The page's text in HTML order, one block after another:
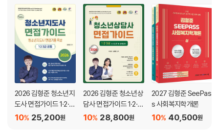
CHAPTER 01. 영역별 질문
CHAPTER 02. 공무원 면접 빈출 문제
CHAPTER 03. 면접 옷차림 코디
CHAPTER 04. 효과적인 면접 스터디
PART 05. 사회복지 이슈 / 전공 지식...김형준
CHAPTER 01. 사회복지 이슈
CHAPTER 02. 사회복지 전공 지식
2026 김형준 청소년지
도사 면접가이드 1·2·3
급
25,200원
10%
2026 김형준 청소년상
담사 면접가이드 1·2·3
급 사례질문 및 모범답
28,800원
10%
2027 김형준 SeePas
s 사회복지학개론
40,500원
10%